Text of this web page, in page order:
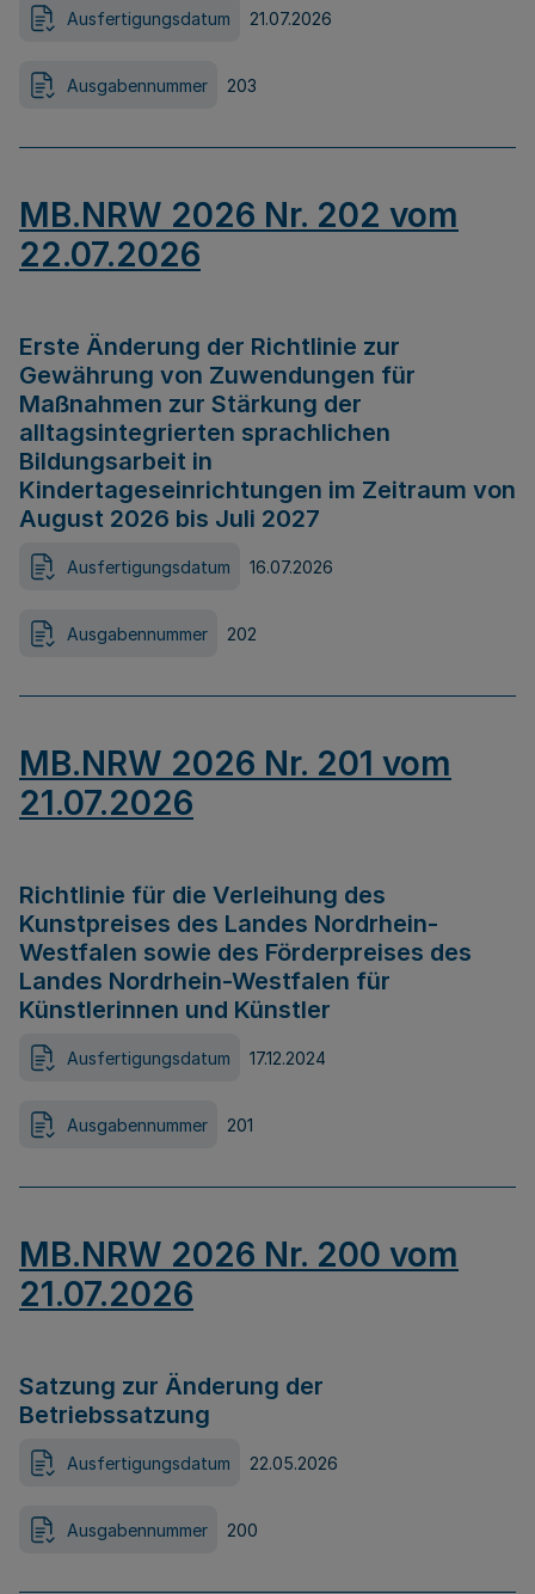
Ausfertigungsdatum 21.07.2026
Ausgabennummer 203
MB.NRW 2026 Nr. 202 vom
22.07.2026
Erste Änderung der Richtlinie zur
Gewährung von Zuwendungen für
Maßnahmen zur Stärkung der
alltagsintegrierten sprachlichen
Bildungsarbeit in
Kindertageseinrichtungen im Zeitraum von
August 2026 bis Juli 2027
Ausfertigungsdatum 16.07.2026
Ausgabennummer 202
MB.NRW 2026 Nr. 201 vom
21.07.2026
Richtlinie für die Verleihung des
Kunstpreises des Landes Nordrhein-
Westfalen sowie des Förderpreises des
Landes Nordrhein-Westfalen für
Künstlerinnen und Künstler
Ausfertigungsdatum 17.12.2024
Ausgabennummer 201
MB.NRW 2026 Nr. 200 vom
21.07.2026
Satzung zur Änderung der
Betriebssatzung
Ausfertigungsdatum 22.05.2026
Ausgabennummer 200